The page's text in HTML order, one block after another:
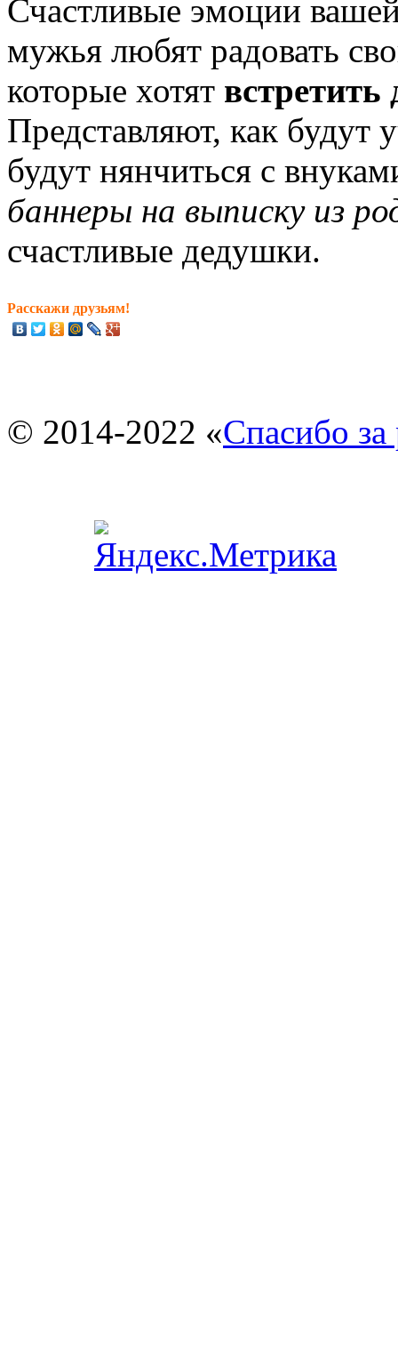
Счастливые эмоции
мужья любят радовать
которые хотят встретить
Представляют, как будут
будут нянчиться с
баннеры на выписку из
счастливые дедушки.
Расскажи друзьям!
© 2014-2022 «Спасибо за